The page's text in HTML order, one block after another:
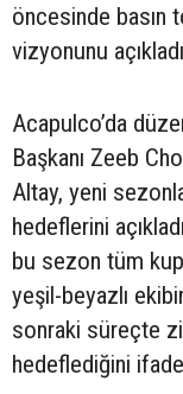
öncesinde basın
vizyonunu
Acapulco’da
Başkanı Zeeb
Altay, yeni
hedeflerini
bu sezon tüm
yeşil-beyazlı
sonraki süreçte
hedeflediğini